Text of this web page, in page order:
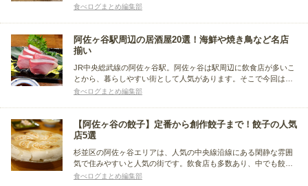
ことから都内各所からのアクセスもよく、食べ歩きに最適なグル
食べログまとめ編集部
阿佐ヶ谷駅周辺の居酒屋20選！海鮮や焼き鳥など名店
揃い
JR中央総武線の阿佐ヶ谷駅。阿佐ヶ谷は駅周辺に飲食店が多いこ
とから、暮らしやすい街として人気があります。そこで今回は、
阿佐ヶ谷駅周辺のおすすめ居酒屋をまとめました。海鮮料理店か
食べログまとめ編集部
【阿佐ヶ谷の餃子】定番から創作餃子まで！餃子の人気
店5選
杉並区の阿佐ヶ谷エリアは、人気の中央線沿線にある閑静な雰囲
気で住みやすいと人気の街です。飲食店も多数あり、中でも餃子
は、様々なタイプの餃子が味わえる激戦区です。ここでは阿佐ヶ
食べログまとめ編集部